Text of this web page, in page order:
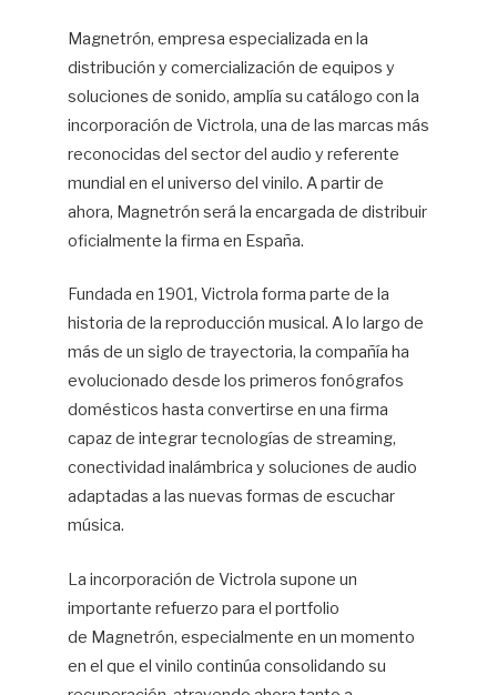
Magnetrón, empresa especializada en la
distribución y comercialización de equipos y
soluciones de sonido, amplía su catálogo con la
incorporación de Victrola, una de las marcas más
reconocidas del sector del audio y referente
mundial en el universo del vinilo. A partir de
ahora, Magnetrón será la encargada de distribuir
oficialmente la firma en España.
Fundada en 1901, Victrola forma parte de la
historia de la reproducción musical. A lo largo de
más de un siglo de trayectoria, la compañía ha
evolucionado desde los primeros fonógrafos
domésticos hasta convertirse en una firma
capaz de integrar tecnologías de streaming,
conectividad inalámbrica y soluciones de audio
adaptadas a las nuevas formas de escuchar
música.
La incorporación de Victrola supone un
importante refuerzo para el portfolio
de Magnetrón, especialmente en un momento
en el que el vinilo continúa consolidando su